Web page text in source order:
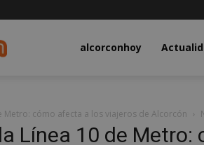
alcorconhoy.comalcorconhoy
Metro: cómo afecta a los viajeros de Alcorcón
Línea 10 de Metro: